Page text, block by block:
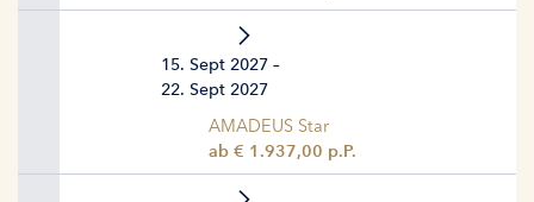
15. Sept 2027 –
22. Sept 2027
AMADEUS Star
ab € 1.937,00 p.P.